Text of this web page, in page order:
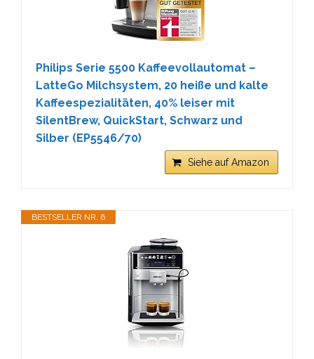
Philips Serie 5500 Kaffeevollautomat –
LatteGo Milchsystem, 20 heiße und kalte
Kaffeespezialitäten, 40% leiser mit
SilentBrew, QuickStart, Schwarz und
Silber (EP5546/70)
Siehe auf Amazon
BESTSELLER NR. 6